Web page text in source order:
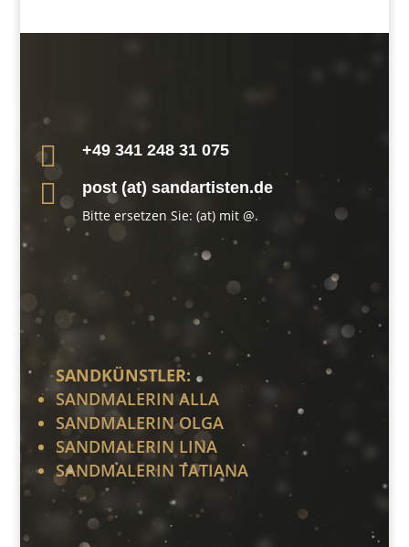
 +49 341 248 31 075
 post (at) sandartisten.de
Bitte ersetzen Sie: (at) mit @.
SANDKÜNSTLER:
SANDMALERIN ALLA
SANDMALERIN OLGA
SANDMALERIN LINA
SANDMALERIN TATIANA